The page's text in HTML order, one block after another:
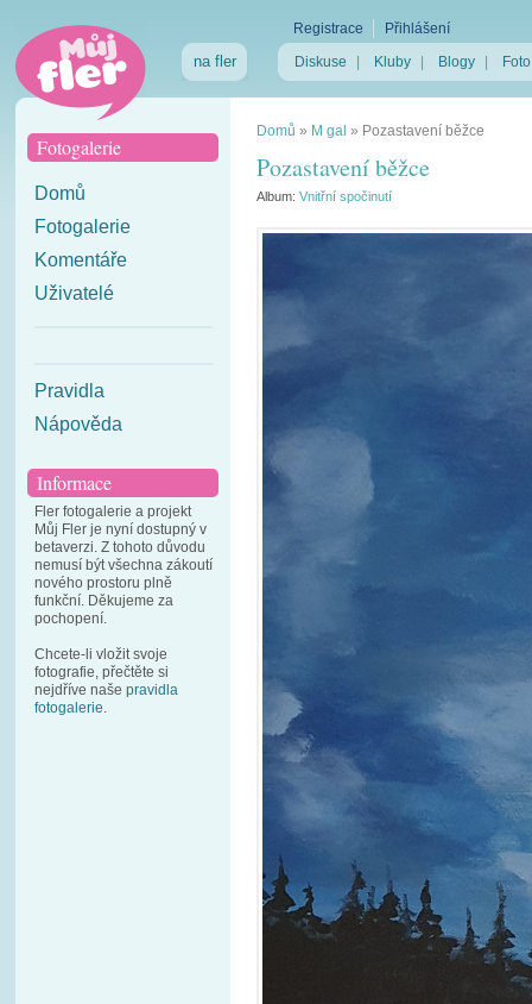
na fler
Registrace
Přihlášení
Diskuse
Kluby Blogy Foto
Fotogalerie
Domů
Fotogalerie
Komentáře
Uživatelé
Pravidla
Nápověda
Informace
Fler fotogalerie a projekt
Můj Fler je nyní dostupný v
betaverzi. Z tohoto důvodu
nemusí být všechna zákoutí
nového prostoru plně
funkční. Děkujeme za
pochopení.
Chcete-li vložit svoje
fotografie, přečtěte si
nejdříve naše pravidla
fotogalerie.
Domů » M gal » Pozastavení běžce
Pozastavení běžce
Album: Vnitřní spočinutí